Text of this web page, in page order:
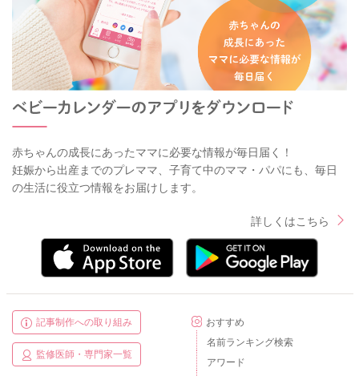
赤ちゃんの成長にあったママに必要な情報が毎日届く！
妊娠から出産までのプレママ、子育て中のママ・パパにも、毎日
の生活に役立つ情報をお届けします。
詳しくはこちら
記事制作への取り組み
監修医師・専門家一覧
おすすめ
名前ランキング検索
アワード